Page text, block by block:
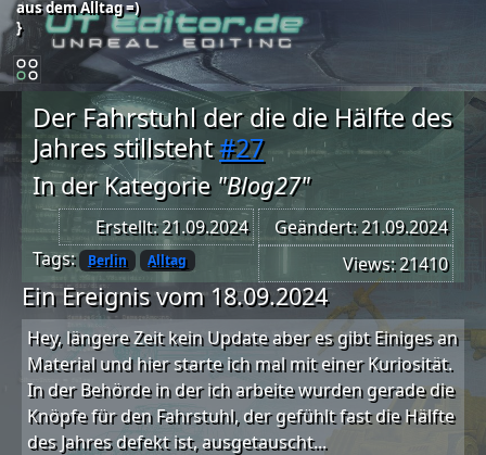
aus dem Alltag =)
}
Der Fahrstuhl der die die Hälfte des
Jahres stillsteht#27
In der Kategorie "Blog27"
Geändert: 21.09.2024
Erstellt: 21.09.2024
Views: 21410
Tags: Berlin Alltag
Ein Ereignis vom 18.09.2024
Hey, längere Zeit kein Update aber es gibt Einiges an
Material und hier starte ich mal mit einer Kuriosität.
In der Behörde in der ich arbeite wurden gerade die
Knöpfe für den Fahrstuhl, der gefühlt fast die Hälfte
des Jahres defekt ist, ausgetauscht...